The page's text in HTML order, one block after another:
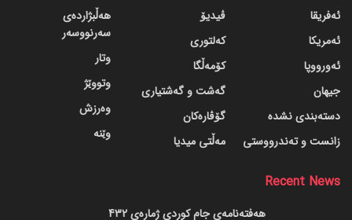
ئەفریقا
ئەمریکا
ئەورووپا
جیهان
دسته‌بندی نشده
زانست و تەندرووستی
ڤیدیۆ
کەلتوری
کۆمەڵگا
گه‌شت و گه‌شتیاری
گۆڤاره‌کان
مەڵتی میدیا
هەڵبژاردەی
سەرنووسەر
وتار
وتووێژ
وەرزش
وێنە
Recent News
هەفتەنامەی جام کوردی ژمارەی 432